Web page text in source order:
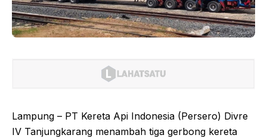
Lampung – PT Kereta Api Indonesia (Persero) Divre
IV Tanjungkarang menambah tiga gerbong kereta